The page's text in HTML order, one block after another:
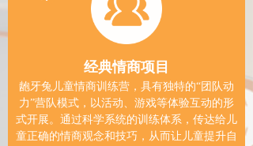
经典情商项目
龅牙兔儿童情商训练营，具有独特的“团队动
力”营队模式，以活动、游戏等体验互动的形
式开展。通过科学系统的训练体系，传达给儿
童正确的情商观念和技巧，从而让儿童提升自